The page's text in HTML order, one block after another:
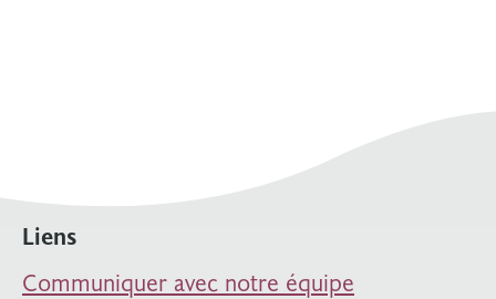
Liens
Communiquer avec notre équipe